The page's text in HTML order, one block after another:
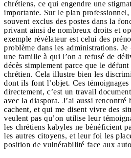
chrétiens, ce qui engendre une
importante. Sur le plan professionnel,
souvent exclus des postes dans la
privant ainsi de nombreux droits et
exemple révélateur est celui des
problème dans les administrations. Je
une famille à qui l’on a refusé de
décès simplement parce que le
chrétien. Cela illustre bien les
dont ils font l’objet. Ces témoignages
directement, c’est un travail
avec la diaspora. J’ai aussi rencontré
cachent, et qui me disent vivre des
veulent pas qu’on utilise leur
les chrétiens kabyles ne bénéficient
les autres citoyens, et leur foi les
position de vulnérabilité face aux